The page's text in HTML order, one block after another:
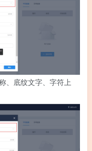
、底纹文字、字符上